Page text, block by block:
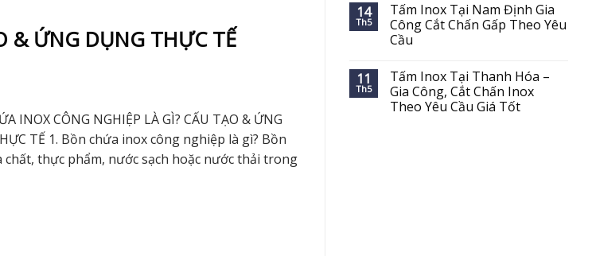
& ỨNG DỤNG THỰC TẾ
INOX CÔNG NGHIỆP LÀ GÌ? CẤU TẠO & ỨNG
TẾ 1. Bồn chứa inox công nghiệp là gì? Bồn
thực phẩm, nước sạch hoặc nước thải trong
14
Th5
Tấm Inox Tại Nam Định Gia
Công Cắt Chấn Gấp Theo Yêu
Cầu
11
Th5
Tấm Inox Tại Thanh Hóa –
Gia Công, Cắt Chấn Inox
Theo Yêu Cầu Giá Tốt